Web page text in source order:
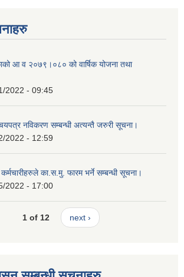
आ व २०७९।०८० को वार्षिक योजना तथा
2022 - 09:45
नविकरण सम्बन्धी अत्यन्तै जरुरी सूचना।
2022 - 12:59
कर्मचारीहरुले का.स.मु. फारम भर्ने सम्बन्धी सूचना।
2022 - 17:00
1 of 12 next ›